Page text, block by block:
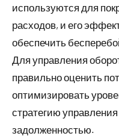
используются для
расходов, и его
обеспечить
Для управления
правильно оценить
оптимизировать
стратегию
задолженностью.